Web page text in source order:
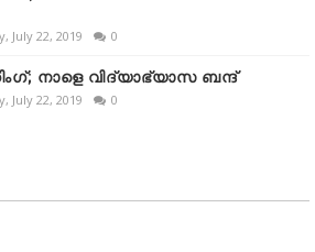
July 22, 2019 0
നാളെ വിദ്യാഭ്യാസ ബന്ദ്
July 22, 2019 0